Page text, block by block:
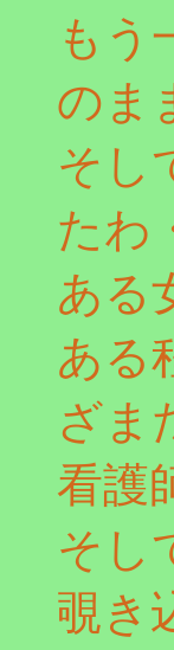
もう
のま
そし
たわ
ある
ある
ざま
看護
そし
覗き